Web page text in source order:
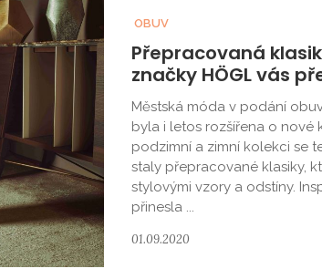
OBUV
Přepracovaná
značky HÖGL vás
Městská móda v podání
byla i letos rozšířena o nové
podzimní a zimní kolekci se
staly přepracované klasiky,
stylovými vzory a odstíny.
přinesla ...
01.09.2020